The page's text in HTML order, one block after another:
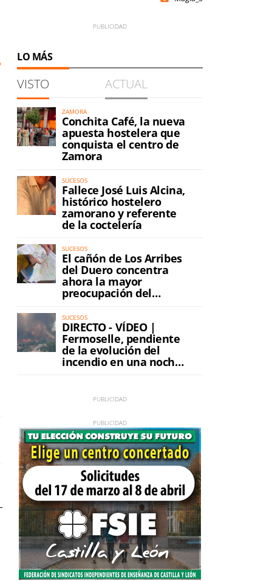
LO MÁS
VISTO ACTUAL
ZAMORA
Conchita Café, la nueva
apuesta hostelera que
conquista el centro de
Zamora
SUCESOS
Fallece José Luis Alcina,
histórico hostelero
zamorano y referente
de la coctelería
SUCESOS
El cañón de Los Arribes
del Duero concentra
ahora la mayor
preocupación del
incendio
SUCESOS
DIRECTO - VÍDEO |
Fermoselle, pendiente
de la evolución del
incendio en una noche